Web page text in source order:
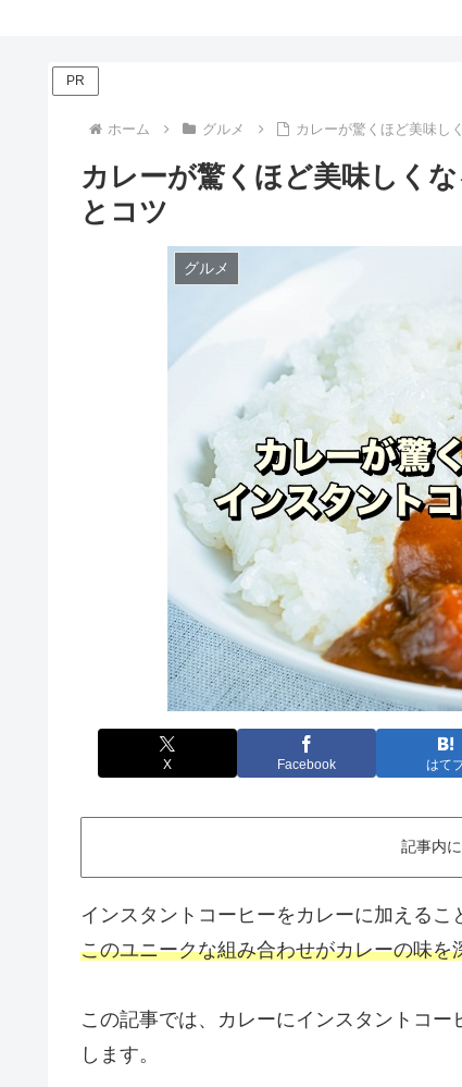
PR
ホーム グルメ カレーが驚くほど美味し
カレーが驚くほど美味しく
とコツ
グルメ
X Facebook はて
記事内
インスタントコーヒーをカレーに加える
このユニークな組み合わせがカレーの味を
この記事では、カレーにインスタントコ
します。